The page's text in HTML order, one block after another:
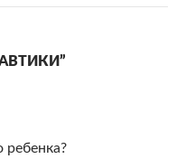
ребенка?